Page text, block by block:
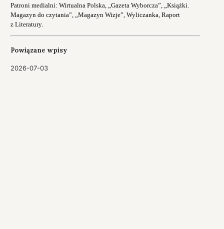
Patroni medialni: Wirtualna Polska, „Gazeta Wyborcza”, „Książki.
Magazyn do czytania”, „Magazyn Wizje”, Wyliczanka, Raport
z Literatury.
Powiązane wpisy
2026-07-03